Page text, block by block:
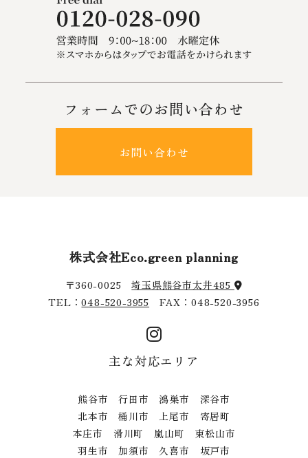
フォームでのお問い合わせ
お問い合わせ
株式会社Eco.green planning
〒360-0025埼玉県熊谷市太井485
TEL：048-520-3955 FAX：048-520-3956
主な対応エリア
熊谷市 行田市 鴻巣市 深谷市
北本市 桶川市 上尾市 寄居町
本庄市 滑川町 嵐山町 東松山市
羽生市 加須市 久喜市 坂戸市